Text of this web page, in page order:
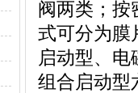
阀两类；按
式可分为膜
启动型、
组合启动型